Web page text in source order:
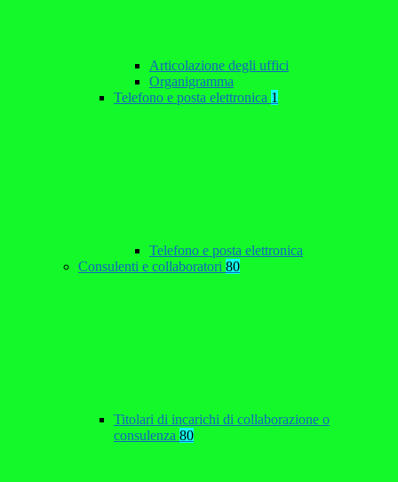
Articolazione degli uffici
Organigramma
Telefono e posta elettronica 1
Telefono e posta elettronica
Consulenti e collaboratori 80
Titolari di incarichi di collaborazione o
consulenza 80